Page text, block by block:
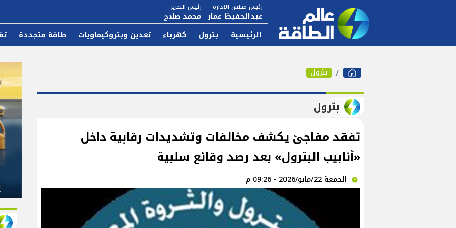
رئيس مجلس الإدارة
عبدالحفيظ عمار
رئيس التحرير
محمد صلاح
الرئيسية بترول كهرباء تعدين وبتروكيماويات طاقة متجددة
بترول
بترول
تفقد مفاجئ يكشف مخالفات وتشديدات رقابية داخل
«أنابيب البترول» بعد رصد وقائع سلبية
الجمعة 22/مايو/2026 - 09:26 م